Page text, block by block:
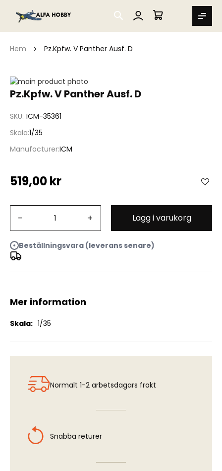
SEARCH
MIN VARUKORG
Hem Pz.Kpfw. V Panther Ausf. D
Pz.Kpfw. V Panther Ausf. D
SKU ICM-35361
Skala 1/35
ManufacturerICM
519,00 kr
- + Lägg i varukorg
Beställningsvara (leverans senare)
Hoppa
till
bildgalleriet
Pz.Kpfw. V Panther Ausf. D
Hoppa
av
bildgalleriet
Mer information
Mer
1/35
Normalt 1-2 arbetsdagars frakt
Snabba returer